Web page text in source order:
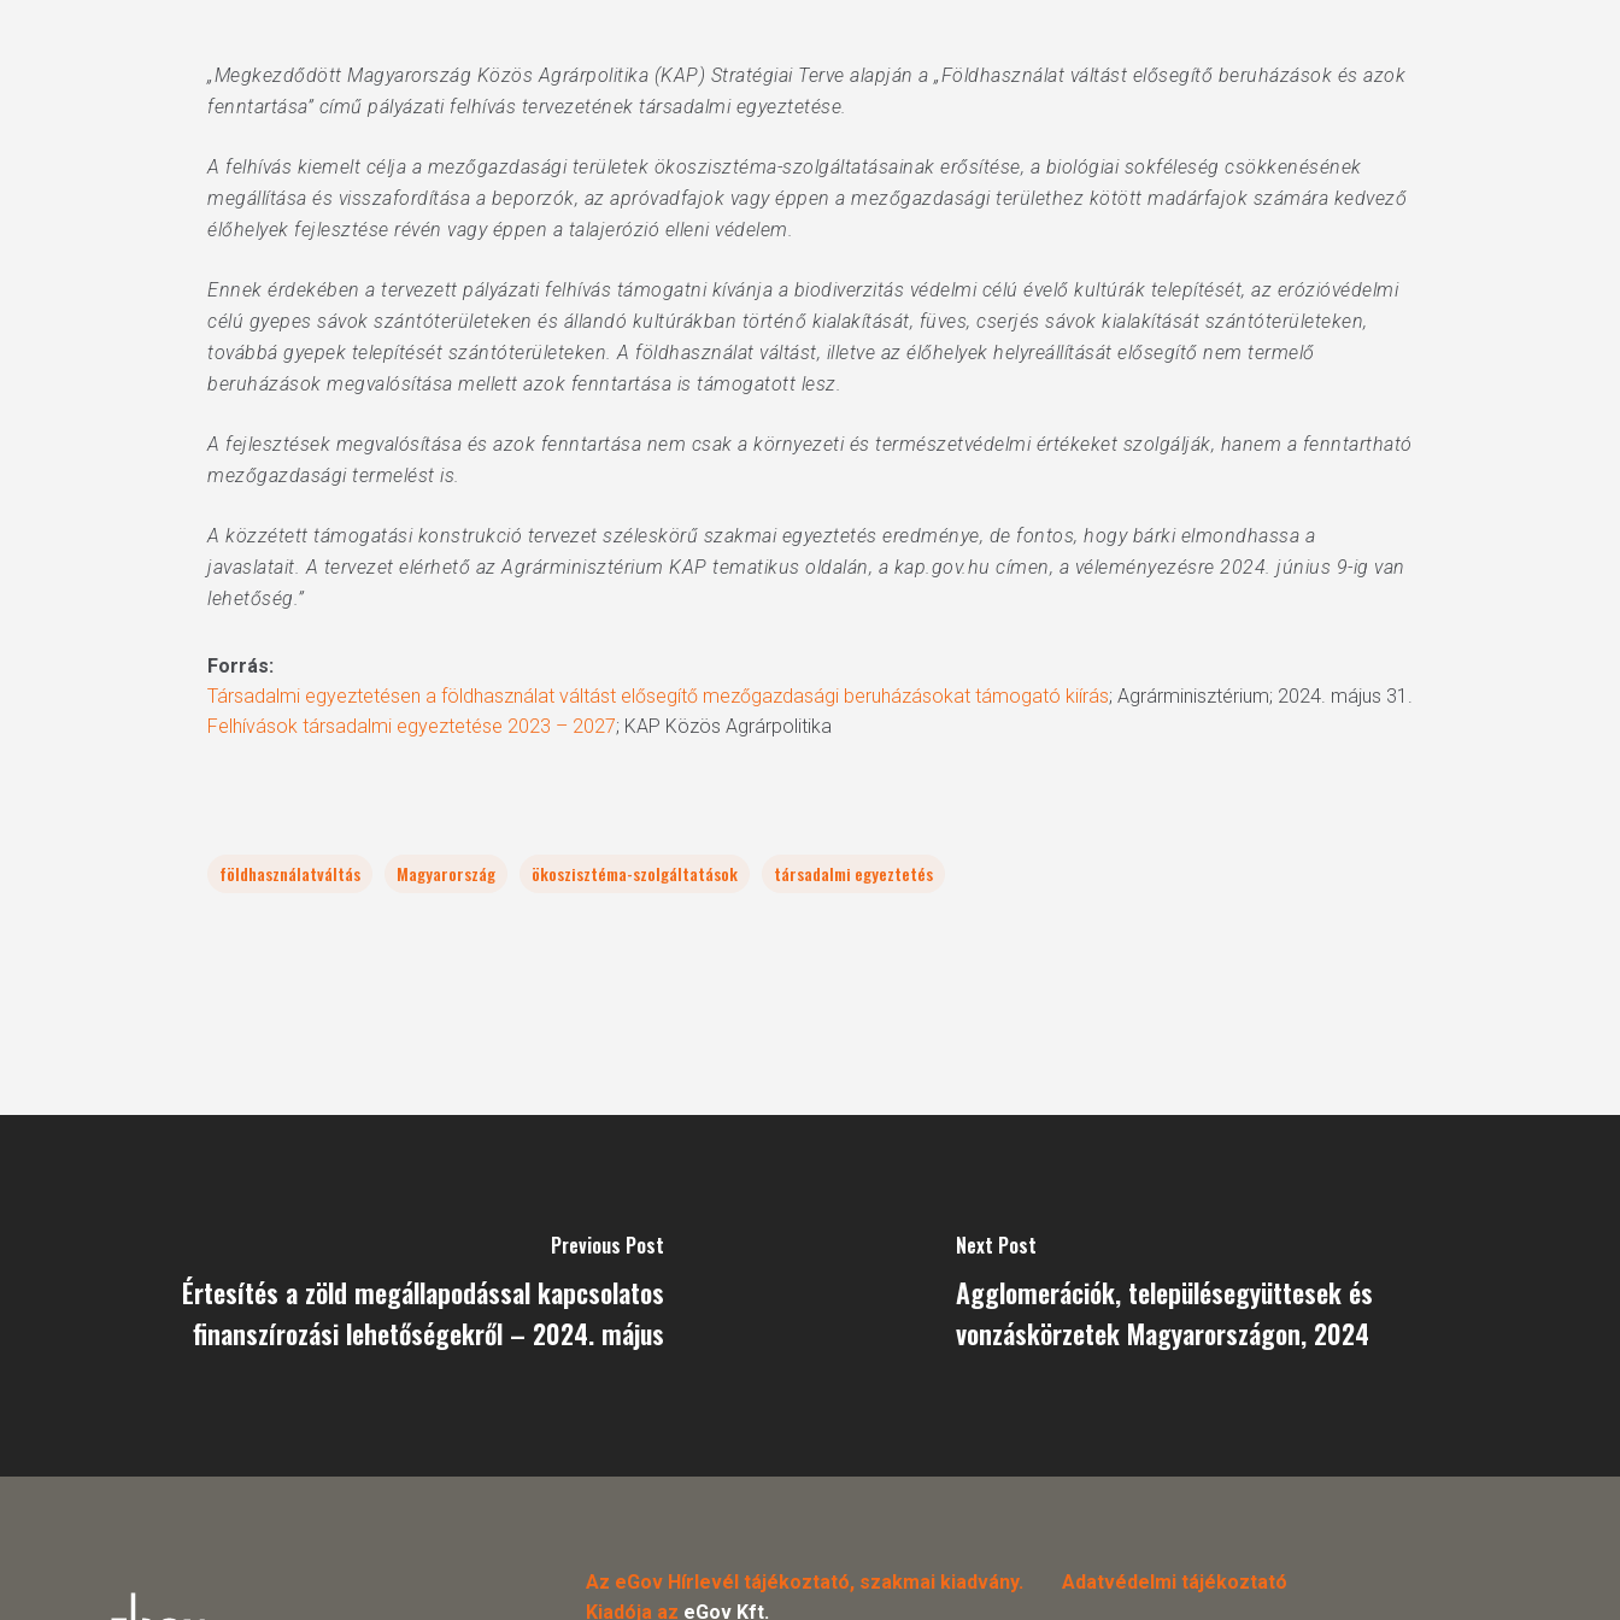
„Megkezdődött Magyarország Közös Agrárpolitika (KAP) Stratégiai Terve alapján a „Földhasználat váltást elősegítő beruházások és azok
fenntartása” című pályázati felhívás tervezetének társadalmi egyeztetése.
A felhívás kiemelt célja a mezőgazdasági területek ökoszisztéma-szolgáltatásainak erősítése, a biológiai sokféleség csökkenésének
megállítása és visszafordítása a beporzók, az apróvadfajok vagy éppen a mezőgazdasági területhez kötött madárfajok számára kedvező
élőhelyek fejlesztése révén vagy éppen a talajerózió elleni védelem.
Ennek érdekében a tervezett pályázati felhívás támogatni kívánja a biodiverzitás védelmi célú évelő kultúrák telepítését, az erózióvédelmi
célú gyepes sávok szántóterületeken és állandó kultúrákban történő kialakítását, füves, cserjés sávok kialakítását szántóterületeken,
továbbá gyepek telepítését szántóterületeken. A földhasználat váltást, illetve az élőhelyek helyreállítását elősegítő nem termelő
beruházások megvalósítása mellett azok fenntartása is támogatott lesz.
A fejlesztések megvalósítása és azok fenntartása nem csak a környezeti és természetvédelmi értékeket szolgálják, hanem a fenntartható
mezőgazdasági termelést is.
A közzétett támogatási konstrukció tervezet széleskörű szakmai egyeztetés eredménye, de fontos, hogy bárki elmondhassa a
javaslatait. A tervezet elérhető az Agrárminisztérium KAP tematikus oldalán, a kap.gov.hu címen, a véleményezésre 2024. június 9-ig van
lehetőség.”
Forrás:
Társadalmi egyeztetésen a földhasználat váltást elősegítő mezőgazdasági beruházásokat támogató kiírás; Agrárminisztérium; 2024. május 31.
Felhívások társadalmi egyeztetése 2023 – 2027; KAP Közös Agrárpolitika
földhasználatváltás Magyarország ökoszisztéma-szolgáltatások társadalmi egyeztetés
Previous Post
Értesítés a zöld megállapodással kapcsolatos
finanszírozási lehetőségekről – 2024. május
Next Post
Agglomerációk, településegyüttesek és
vonzáskörzetek Magyarországon, 2024
Az eGov Hírlevél tájékoztató, szakmai kiadvány.
Kiadója az eGov Kft.
Adatvédelmi tájékoztató